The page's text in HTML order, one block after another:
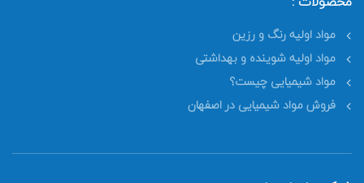
مواد اولیه رنگ و رزین
مواد اولیه شوینده و بهداشتی
مواد شیمیایی چیست؟
فروش مواد شیمیایی در اصفهان